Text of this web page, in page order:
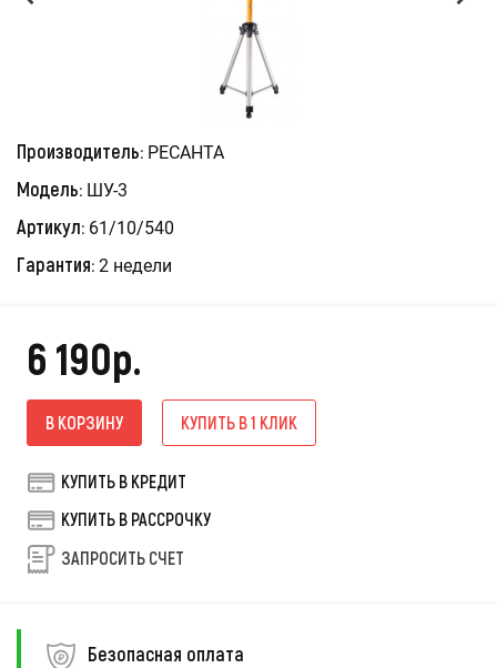
Производитель: РЕСАНТА
Модель: ШУ-3
Артикул: 61/10/540
Гарантия: 2 недели
6 190р.
В КОРЗИНУ КУПИТЬ В 1 КЛИК
КУПИТЬ В КРЕДИТ
КУПИТЬ В РАССРОЧКУ
ЗАПРОСИТЬ СЧЕТ
Безопасная оплата